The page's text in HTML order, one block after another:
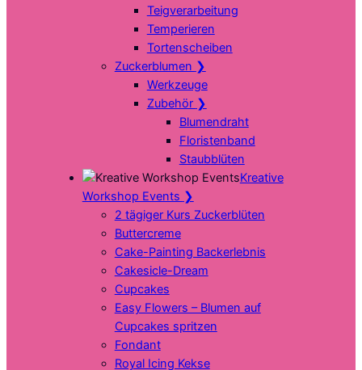
Teigverarbeitung
Temperieren
Tortenscheiben
Zuckerblumen ❯
Werkzeuge
Zubehör ❯
Blumendraht
Floristenband
Staubblüten
Kreative
Workshop Events ❯
2 tägiger Kurs Zuckerblüten
Buttercreme
Cake-Painting Backerlebnis
Cakesicle-Dream
Cupcakes
Easy Flowers – Blumen auf
Cupcakes spritzen
Fondant
Royal Icing Kekse